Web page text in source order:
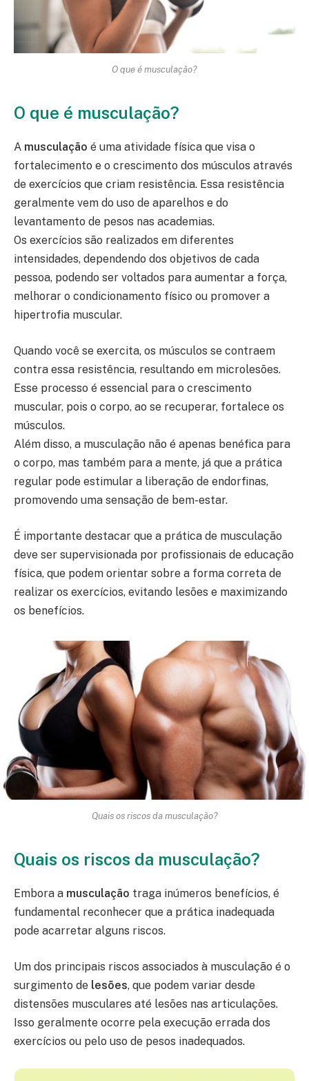
O que é musculação?
O que é musculação?
A musculação é uma atividade física que visa o
fortalecimento e o crescimento dos músculos através
de exercícios que criam resistência. Essa resistência
geralmente vem do uso de aparelhos e do
levantamento de pesos nas academias.
Os exercícios são realizados em diferentes
intensidades, dependendo dos objetivos de cada
pessoa, podendo ser voltados para aumentar a força,
melhorar o condicionamento físico ou promover a
hipertrofia muscular.
Quando você se exercita, os músculos se contraem
contra essa resistência, resultando em microlesões.
Esse processo é essencial para o crescimento
muscular, pois o corpo, ao se recuperar, fortalece os
músculos.
Além disso, a musculação não é apenas benéfica para
o corpo, mas também para a mente, já que a prática
regular pode estimular a liberação de endorfinas,
promovendo uma sensação de bem-estar.
É importante destacar que a prática de musculação
deve ser supervisionada por profissionais de educação
física, que podem orientar sobre a forma correta de
realizar os exercícios, evitando lesões e maximizando
os benefícios.
Quais os riscos da musculação?
Quais os riscos da musculação?
Embora a musculação traga inúmeros benefícios, é
fundamental reconhecer que a prática inadequada
pode acarretar alguns riscos.
Um dos principais riscos associados à musculação é o
surgimento de lesões, que podem variar desde
distensões musculares até lesões nas articulações.
Isso geralmente ocorre pela execução errada dos
exercícios ou pelo uso de pesos inadequados.